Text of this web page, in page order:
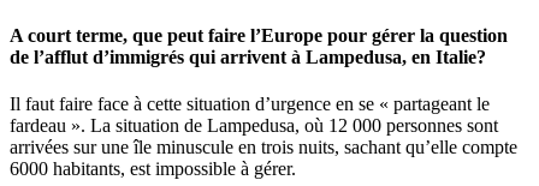
A court terme, que peut faire l’Europe pour gérer la question
de l’afflut d’immigrés qui arrivent à Lampedusa, en Italie?
Il faut faire face à cette situation d’urgence en se « partageant le
fardeau ». La situation de Lampedusa, où 12 000 personnes sont
arrivées sur une île minuscule en trois nuits, sachant qu’elle compte
6000 habitants, est impossible à gérer.